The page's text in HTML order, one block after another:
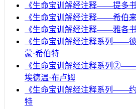
《生命宝训解经注释——提多
《生命宝训解经注释——希伯
《生命宝训解经注释——雅各
《生命宝训解经注释系列——
蒙·希伯特
《生命宝训解经注释系列
埃德温·布卢姆
《生命宝训解经注释系列——
特